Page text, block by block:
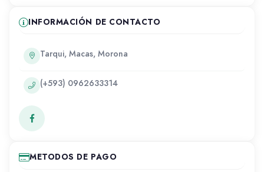
INFORMACIÓN DE CONTACTO
Tarqui, Macas, Morona
(+593) 0962633314
METODOS DE PAGO